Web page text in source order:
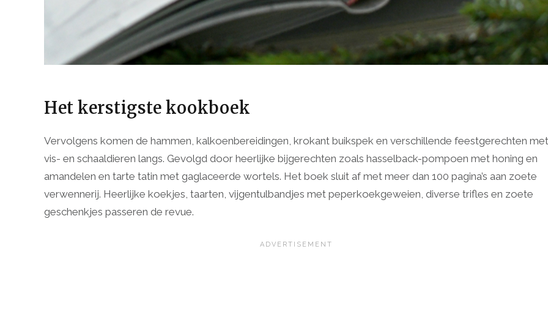
Het kerstigste kookboek
Vervolgens komen de hammen, kalkoenbereidingen, krokant buikspek en verschillende feestgerechten met
vis- en schaaldieren langs. Gevolgd door heerlijke bijgerechten zoals hasselback-pompoen met honing en
amandelen en tarte tatin met gaglaceerde wortels. Het boek sluit af met meer dan 100 pagina’s aan zoete
verwennerij. Heerlijke koekjes, taarten, vijgentulbandjes met peperkoekgeweien, diverse trifles en zoete
geschenkjes passeren de revue.